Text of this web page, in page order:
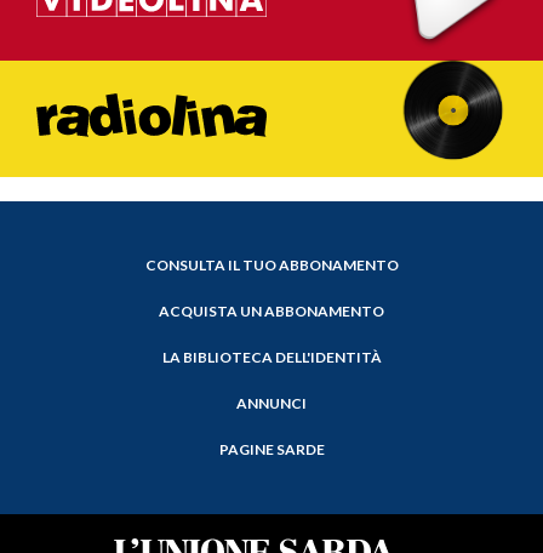
CONSULTA IL TUO ABBONAMENTO
ACQUISTA UN ABBONAMENTO
LA BIBLIOTECA DELL'IDENTITÀ
ANNUNCI
PAGINE SARDE